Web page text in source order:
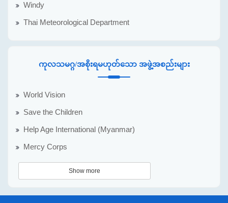
Windy
Thai Meteorological Department
ကုလသမဂ္ဂ/အစိုးရမဟုတ်သော အဖွဲ့အစည်းများ
World Vision
Save the Children
Help Age International (Myanmar)
Mercy Corps
Show more